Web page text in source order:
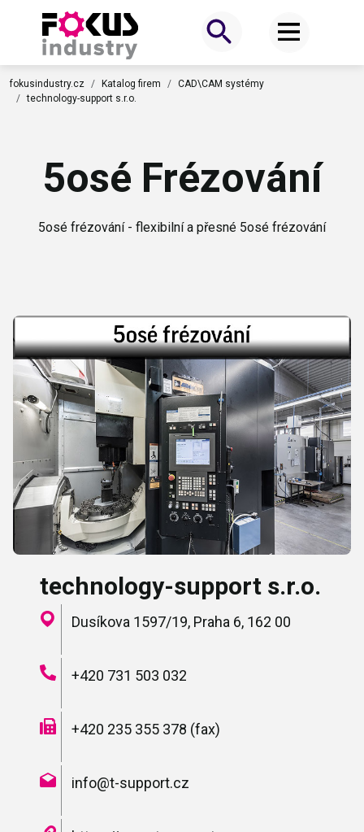
fokusindustry.cz Katalog firem
CAD\CAM systémy
technology-support s.r.o.
5osé Frézování
5osé frézování - flexibilní a přesné 5osé frézování
technology-support s.r.o.
Dusíkova 1597/19, Praha 6, 162 00
+420 731 503 032
+420 235 355 378 (fax)
info@t-support.cz